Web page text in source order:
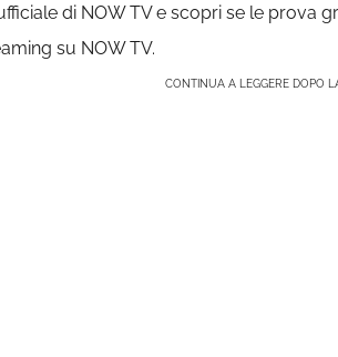
di NOW TV e scopri se le prova
su NOW TV.
CONTINUA A LEGGERE DOPO